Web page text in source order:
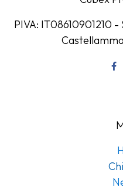
PIVA: IT08610901210